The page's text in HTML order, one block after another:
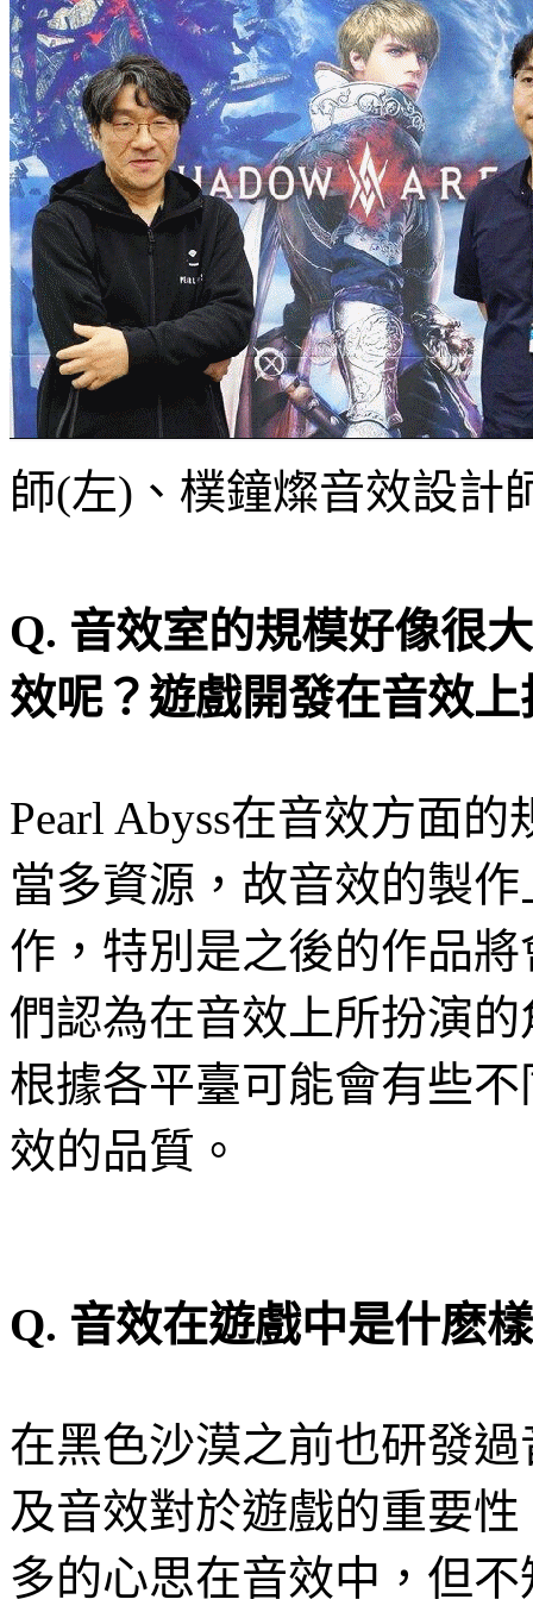
師(左) 、樸鐘燦音效設計
Q. 音效室的規模好像很
效呢？遊戲開發在音效
Pearl Abyss在音效方面的
當多資源，故音效的製
作，特別是之後的作品
們認為在音效上所扮演
根據各平臺可能會有些
效的品質。
Q. 音效在遊戲中是什麽
在黑色沙漠之前也研發
及音效對於遊戲的重要
多的心思在音效中，但